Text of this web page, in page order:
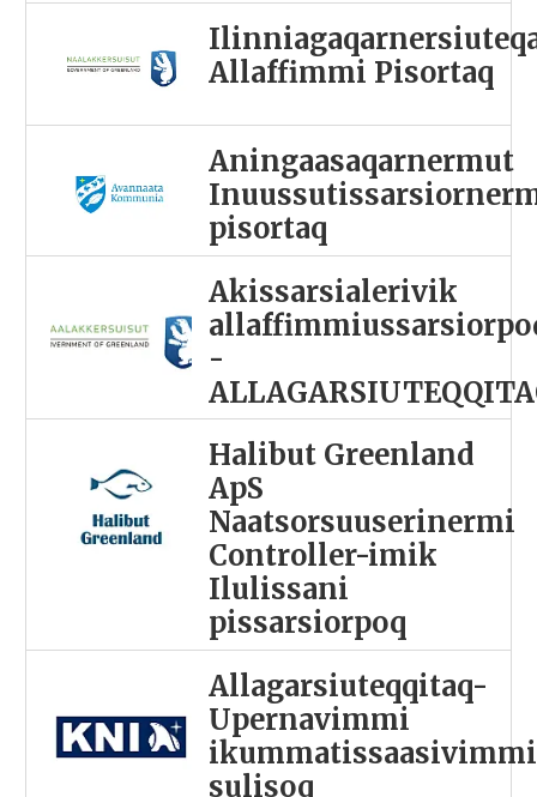
Allaffimmi Pisortaq
Aningaasaqarnermut
pisortaq
Akissarsialerivik
-
Halibut Greenland
ApS
Naatsorsuuserinermi
Controller-imik
Ilulissani
pissarsiorpoq
Allagarsiuteqqitaq-
Upernavimmi
ikummatissaasivimmi
sulisoq